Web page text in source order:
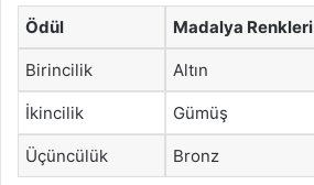
Ödül Madalya Renkleri
Birincilik Altın
İkincilik Gümüş
Üçüncülük Bronz